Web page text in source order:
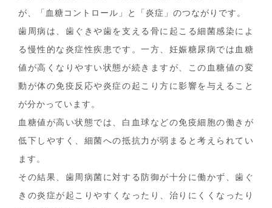
が、「血糖コントロール」と「炎症」のつながりです。
歯周病は、歯ぐきや歯を支える骨に起こる細菌感染によ
る慢性的な炎症性疾患です。一方、妊娠糖尿病では血糖
値が高くなりやすい状態が続きますが、この血糖値の変
動が体の免疫反応や炎症の起こり方に影響を与えること
が分かっています。
血糖値が高い状態では、白血球などの免疫細胞の働きが
低下しやすく、細菌への抵抗力が弱まると考えられてい
ます。
その結果、歯周病菌に対する防御が十分に働かず、歯ぐ
きの炎症が起こりやすくなったり、治りにくくなったり